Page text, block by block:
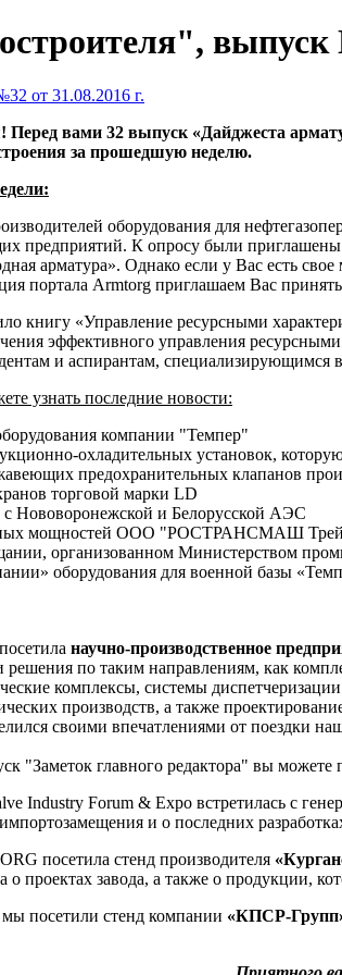
выпуск
Перед вами 32 выпуск «Дайджеста
за прошедшую неделю.
оборудования для
предприятий. К опросу были
арматура». Однако если у Вас есть
портала Armtorg приглашаем Вас
«Управление ресурсными
эффективного управления
и аспирантам, специализирующимся
узнать последние новости:
компании "Темпер"
охладительных установок,
предохранительных клапанов
торговой марки LD
Нововоронежской и Белорусской АЭС
мощностей ООО "РОСТРАНСМАШ
организованном Министерством
оборудования для военной базы
научно-производственное
по таким направлениям, как
комплексы, системы
производств, а также
своими впечатлениями от поездки
"Заметок главного редактора" вы можете
Industry Forum & Expo встретилась с
и о последних
посетила стенд производителя
проектах завода, а также о продукции,
посетили стенд компании «КПСР-